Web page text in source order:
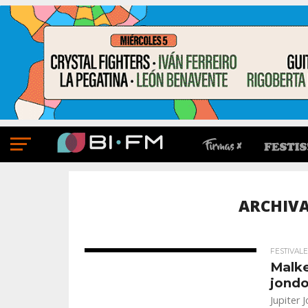
Jupiter